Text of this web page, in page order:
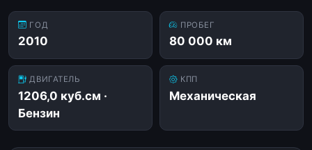
ГОД
2010
ПРОБЕГ
80 000 км
ДВИГАТЕЛЬ
1206,0 куб.см ·
Бензин
КПП
Механическая